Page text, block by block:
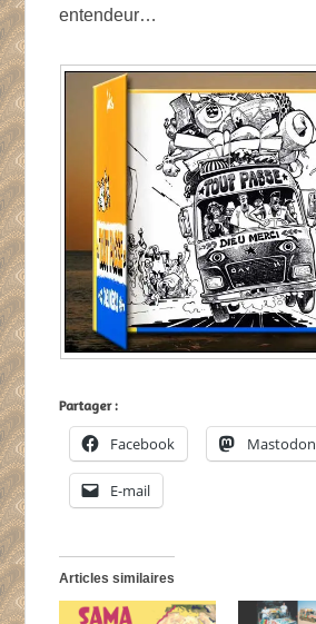
entendeur…
Partager :
Facebook Mastodon
E-mail
Articles similaires